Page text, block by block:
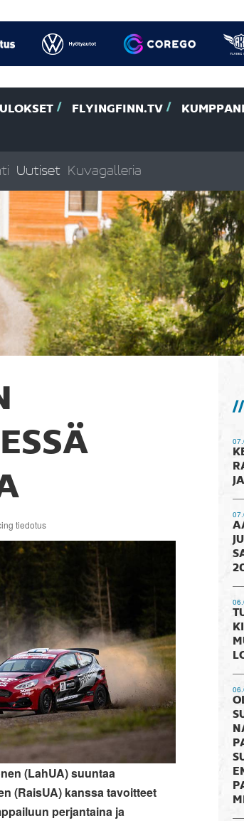
FLYINGFINN.TV
Uutiset Kuvagalleria
tiedotus
(LahUA) suuntaa
(RaisUA) kanssa tavoitteet
perjantaina ja